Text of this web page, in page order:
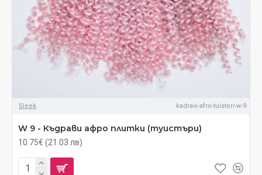
Sleek kadravi-afro-tuisteri-w-9
W 9 - Къдрави афро плитки (туистъри)
10.75€ (21.03 лв)